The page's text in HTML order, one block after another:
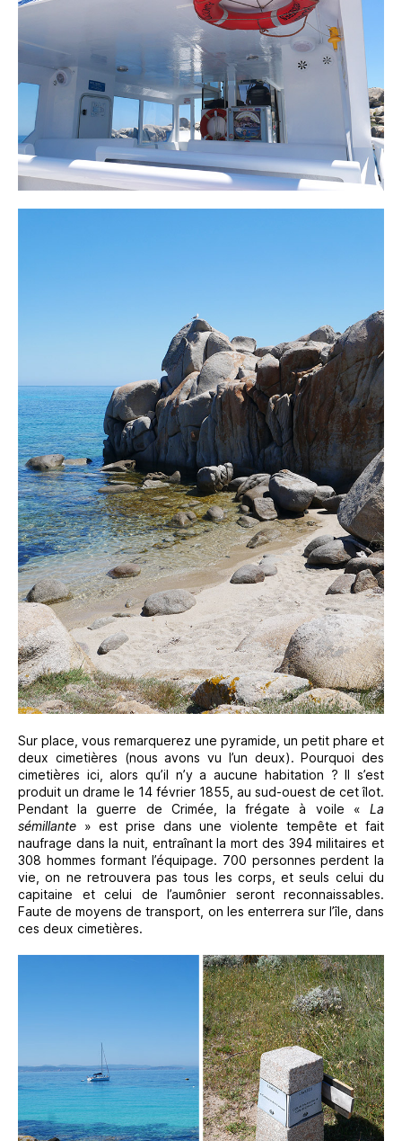
Sur place, vous remarquerez une pyramide, un petit phare et
deux cimetières (nous avons vu l’un deux). Pourquoi des
cimetières ici, alors qu’il n’y a aucune habitation ? Il s’est
produit un drame le 14 février 1855, au sud-ouest de cet îlot.
Pendant la guerre de Crimée, la frégate à voile « La
sémillante » est prise dans une violente tempête et fait
naufrage dans la nuit, entraînant la mort des 394 militaires et
308 hommes formant l’équipage. 700 personnes perdent la
vie, on ne retrouvera pas tous les corps, et seuls celui du
capitaine et celui de l’aumônier seront reconnaissables.
Faute de moyens de transport, on les enterrera sur l’île, dans
ces deux cimetières.